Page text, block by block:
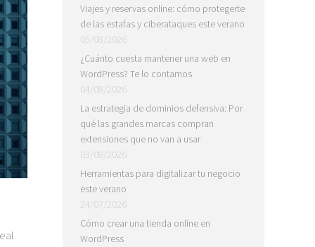
Viajes y reservas online: cómo protegerte
de las estafas y ciberataques este verano
05/08/2026
¿Cuánto cuesta mantener una web en
WordPress? Te lo contamos
04/08/2026
La estrategia de dominios defensiva: Por
qué las grandes marcas compran
extensiones que no van a usar
03/08/2026
Herramientas para digitalizar tu negocio
este verano
24/07/2026
Cómo crear una tienda online en
WordPress